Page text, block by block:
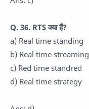
Q. 36. RTS क्या हैं?
a) Real time standing
b) Real time streaming
c) Red time standred
d) Real time strategy